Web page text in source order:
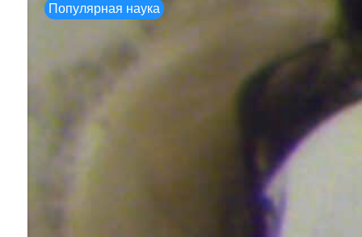
Популярная наука